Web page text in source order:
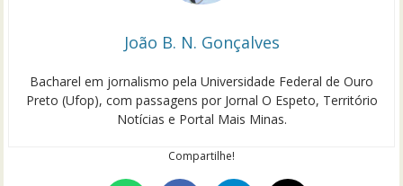
João B. N. Gonçalves
Bacharel em jornalismo pela Universidade Federal de Ouro
Preto (Ufop), com passagens por Jornal O Espeto, Território
Notícias e Portal Mais Minas.
Compartilhe!